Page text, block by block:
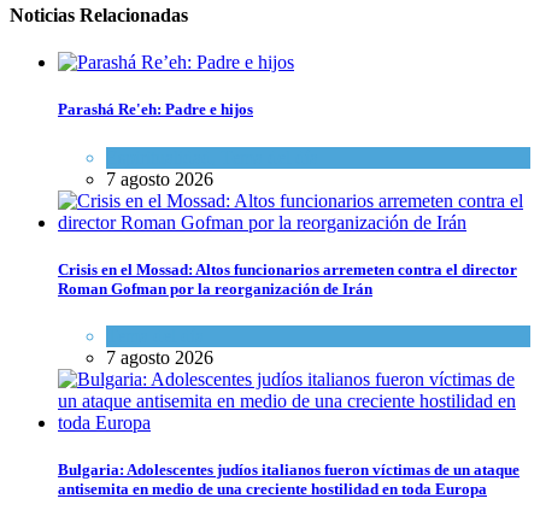
Noticias Relacionadas
Parashá Re'eh: Padre e hijos
7 agosto 2026
Crisis en el Mossad: Altos funcionarios arremeten contra el director
Roman Gofman por la reorganización de Irán
7 agosto 2026
Bulgaria: Adolescentes judíos italianos fueron víctimas de un ataque
antisemita en medio de una creciente hostilidad en toda Europa